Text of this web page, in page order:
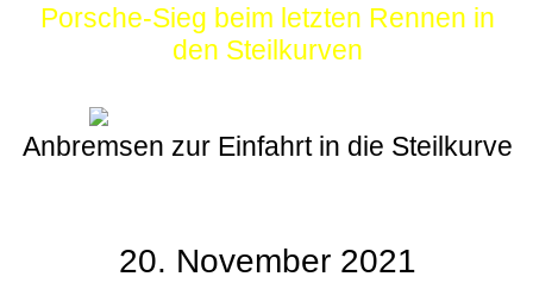
Porsche-Sieg beim letzten Rennen in
den Steilkurven
Anbremsen zur Einfahrt in die Steilkurve
20. November 2021